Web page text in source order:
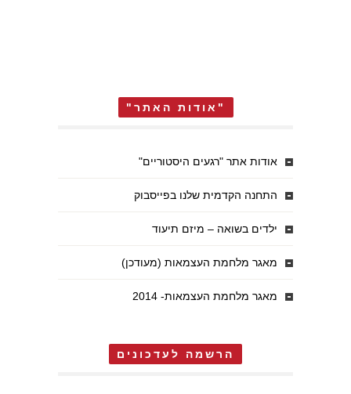
"אודות האתר"
אודות אתר "רגעים היסטוריים"
התחנה הקדמית שלנו בפייסבוק
ילדים בשואה – מיזם תיעוד
מאגר מלחמת העצמאות (מעודכן)
מאגר מלחמת העצמאות- 2014
הרשמה לעדכונים